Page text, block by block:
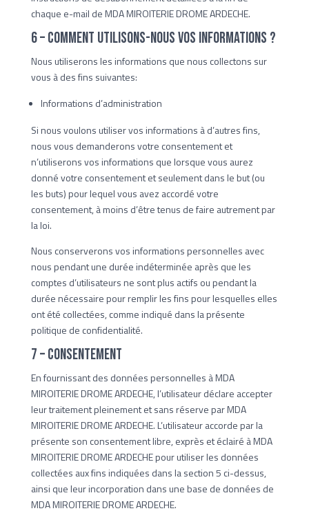
chaque e-mail de MDA MIROITERIE DROME ARDECHE.
6 – Comment utilisons-nous vos informations ?
Nous utiliserons les informations que nous collectons sur
vous à des fins suivantes:
Informations d’administration
Si nous voulons utiliser vos informations à d’autres fins,
nous vous demanderons votre consentement et
n’utiliserons vos informations que lorsque vous aurez
donné votre consentement et seulement dans le but (ou
les buts) pour lequel vous avez accordé votre
consentement, à moins d’être tenus de faire autrement par
la loi.
Nous conserverons vos informations personnelles avec
nous pendant une durée indéterminée après que les
comptes d’utilisateurs ne sont plus actifs ou pendant la
durée nécessaire pour remplir les fins pour lesquelles elles
ont été collectées, comme indiqué dans la présente
politique de confidentialité.
7 – Consentement
En fournissant des données personnelles à MDA
MIROITERIE DROME ARDECHE, l’utilisateur déclare accepter
leur traitement pleinement et sans réserve par MDA
MIROITERIE DROME ARDECHE. L’utilisateur accorde par la
présente son consentement libre, exprès et éclairé à MDA
MIROITERIE DROME ARDECHE pour utiliser les données
collectées aux fins indiquées dans la section 5 ci-dessus,
ainsi que leur incorporation dans une base de données de
MDA MIROITERIE DROME ARDECHE.